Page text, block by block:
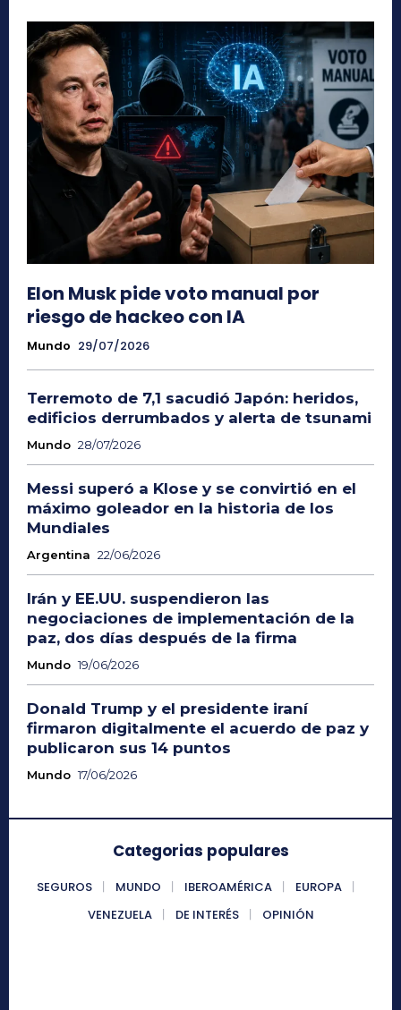
Elon Musk pide voto manual por
riesgo de hackeo con IA
Mundo 29/07/2026
Terremoto de 7,1 sacudió Japón: heridos,
edificios derrumbados y alerta de tsunami
Mundo 28/07/2026
Messi superó a Klose y se convirtió en el
máximo goleador en la historia de los
Mundiales
Argentina 22/06/2026
Irán y EE.UU. suspendieron las
negociaciones de implementación de la
paz, dos días después de la firma
Mundo 19/06/2026
Donald Trump y el presidente iraní
firmaron digitalmente el acuerdo de paz y
publicaron sus 14 puntos
Mundo 17/06/2026
Categorias populares
SEGUROS MUNDO IBEROAMÉRICA
EUROPA
VENEZUELA
DE INTERÉS OPINIÓN